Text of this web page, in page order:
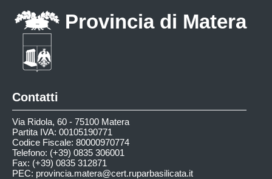
Provincia di Matera
Contatti
Via Ridola, 60 - 75100 Matera
Partita IVA: 00105190771
Codice Fiscale: 80000970774
Telefono: (+39) 0835 306001
Fax: (+39) 0835 312871
PEC: provincia.matera@cert.ruparbasilicata.it